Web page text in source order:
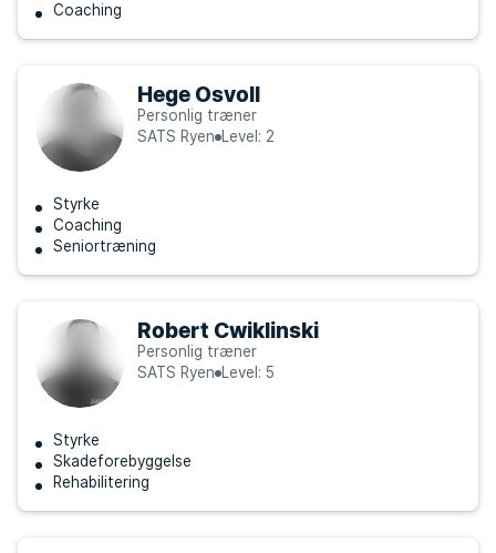
Coaching
Hege Osvoll
Personlig træner
SATS Ryen
Level: 2
Styrke
Coaching
Seniortræning
Robert Cwiklinski
Personlig træner
SATS Ryen
Level: 5
Styrke
Skadeforebyggelse
Rehabilitering